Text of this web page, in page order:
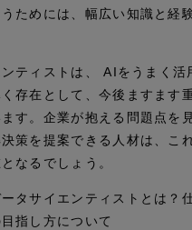
ためには、幅広い知識と経
ティストは、 AIをうまく活
存在として、今後ますます
す。企業が抱える問題点を
策を提案できる人材は、こ
なるでしょう。
タサイエンティストとは？
指し方について